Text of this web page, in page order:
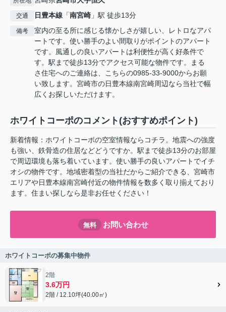
交通 日豊本線 「南宮崎 」駅 徒歩13分
備考
室内の至る所に感じる懐かしさが嬉しい、レトロなアパ
ートです。使い勝手のよい間取りがポイントのアパート
です。風通しの良いアパートは利便性が高く好条件で
す。駅まで徒歩13分でアクセス可能な物件です。まる
さ住宅へのご連絡は、こちらの0985-33-9000からお願
い致します。宮崎市の日豊本線南宮崎周辺なら当社で幅
広くお探しいただけます。
ホワイトコーポのコメント(おすすめポイント)
新着情報：ホワイトコーポの空室情報ならコチラ。地震への強度
も強い、鉄骨造の住居などどうですか。駅まで徒歩13分のお部屋
で周辺環境も落ち着いています。使い勝手の良いアパートでイチ
オシの物件です。地域密着型の当社だからご紹介できる、宮崎市
エリアや日豊本線南宮崎付近の物件情報を数多く取り揃えており
ます。住まい探しなら是非お任せください！
無料 お問い合わせ
ホワイトコーポの募集中物件
2階
3.6万円
2階 / 12.10坪(40.00㎡)